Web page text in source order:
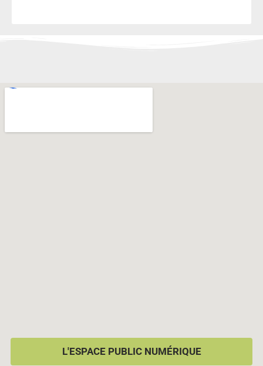
L'ESPACE PUBLIC NUMÉRIQUE